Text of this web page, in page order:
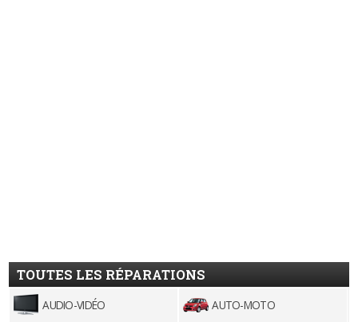
TOUTES LES RÉPARATIONS
AUDIO-VIDÉO AUTO-MOTO